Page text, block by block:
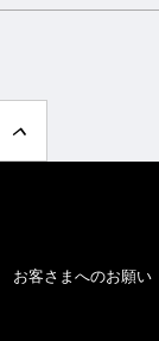
お客さまへのお願い